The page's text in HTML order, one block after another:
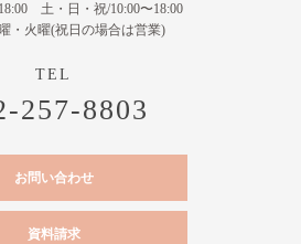
土・日・祝/10:00〜18:00
・火曜(祝日の場合は営業)
257-8803
お問い合わせ
資料請求